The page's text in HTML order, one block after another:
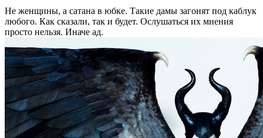
Не женщины, а сатана в юбке. Такие дамы загонят под каблук
любого. Как сказали, так и будет. Ослушаться их мнения
просто нельзя. Иначе ад.